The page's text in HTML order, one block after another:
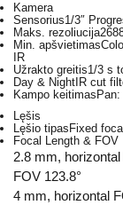
Kamera
Sensorius1/3″
Maks. rezoliucija
Min. apšvietimas
IR
Užrakto greitis1/3 s
Day & Night IR cut
Kampo keitimas
Lęšis
Lęšio tipas Fixed
Focal Length & FOV
2.8 mm,
FOV 123.8°
4 mm, horizontal